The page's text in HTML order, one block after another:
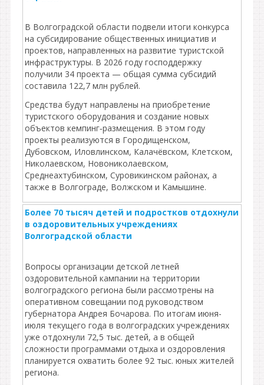
В Волгоградской области подвели итоги конкурса
на субсидирование общественных инициатив и
проектов, направленных на развитие туристской
инфраструктуры. В 2026 году господдержку
получили 34 проекта — общая сумма субсидий
составила 122,7 млн рублей.
Средства будут направлены на приобретение
туристского оборудования и создание новых
объектов кемпинг‑размещения. В этом году
проекты реализуются в Городищенском,
Дубовском, Иловлинском, Калачёвском, Клетском,
Николаевском, Новониколаевском,
Среднеахтубинском, Суровикинском районах, а
также в Волгограде, Волжском и Камышине.
Более 70 тысяч детей и подростков отдохнули
в оздоровительных учреждениях
Волгоградской области
Вопросы организации детской летней
оздоровительной кампании на территории
волгоградского региона были рассмотрены на
оперативном совещании под руководством
губернатора Андрея Бочарова. По итогам июня-
июля текущего года в волгоградских учреждениях
уже отдохнули 72,5 тыс. детей, а в общей
сложности программами отдыха и оздоровления
планируется охватить более 92 тыс. юных жителей
региона.